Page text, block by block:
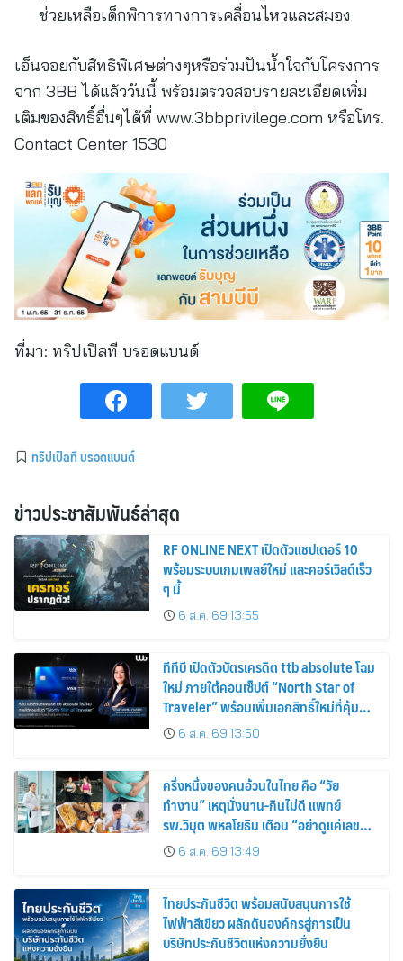
ช่วยเหลือเด็กพิการทางการเคลื่อนไหวและสมอง
เอ็นจอยกับสิทธิพิเศษต่างๆหรือร่วมปันน้ำใจกับโครงการ
จาก 3BB ได้แล้ววันนี้ พร้อมตรวจสอบรายละเอียดเพิ่ม
เติมของสิทธิ์อื่นๆได้ที่ www.3bbprivilege.com หรือโทร.
Contact Center 1530
ที่มา: ทริปเปิลที บรอดแบนด์
ทริปเปิลที บรอดแบนด์
ข่าวประชาสัมพันธ์ล่าสุด
RF ONLINE NEXT เปิดตัวแชปเตอร์ 10
พร้อมระบบเกมเพลย์ใหม่ และคอร์เวิลด์เร็ว
ๆ นี้
6 ส.ค. 69 13:55
ทีทีบี เปิดตัวบัตรเครดิต ttb absolute โฉม
ใหม่ ภายใต้คอนเซ็ปต์ “North Star of
Traveler” พร้อมเพิ่มเอกสิทธิ์ใหม่ที่คุ้มค่า
กว่าเดิม
6 ส.ค. 69 13:50
ครึ่งหนึ่งของคนอ้วนในไทย คือ “วัย
ทำงาน” เหตุนั่งนาน-กินไม่ดี แพทย์
รพ.วิมุต พหลโยธิน เตือน “อย่าดูแค่เลขบน
ตาชั่ง” แนะปรับพฤติกรรมระยะยาว
6 ส.ค. 69 13:49
ไทยประกันชีวิต พร้อมสนับสนุนการใช้
ไฟฟ้าสีเขียว ผลักดันองค์กรสู่การเป็น
บริษัทประกันชีวิตแห่งความยั่งยืน